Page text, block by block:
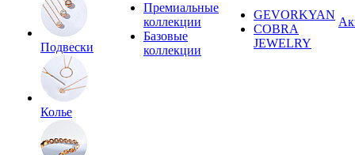
Подвески
Колье
Премиальные
коллекции
Базовые
коллекции
GEVORKYAN
COBRA
JEWELRY